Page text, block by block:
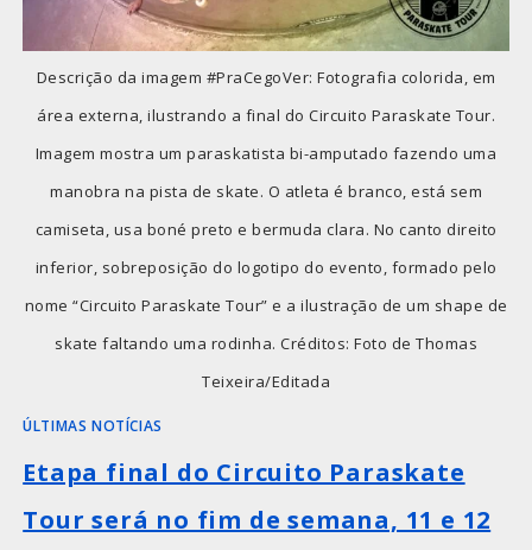
Descrição da imagem #PraCegoVer: Fotografia colorida, em
área externa, ilustrando a final do Circuito Paraskate Tour.
Imagem mostra um paraskatista bi-amputado fazendo uma
manobra na pista de skate. O atleta é branco, está sem
camiseta, usa boné preto e bermuda clara. No canto direito
inferior, sobreposição do logotipo do evento, formado pelo
nome “Circuito Paraskate Tour” e a ilustração de um shape de
skate faltando uma rodinha. Créditos: Foto de Thomas
Teixeira/Editada
ÚLTIMAS NOTÍCIAS
Etapa final do Circuito Paraskate
Tour será no fim de semana, 11 e 12